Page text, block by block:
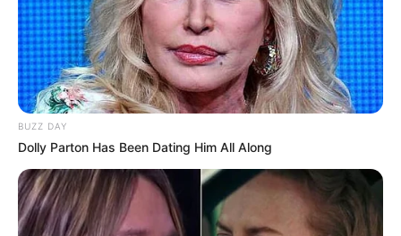
BUZZ DAY
Dolly Parton Has Been Dating Him All Along